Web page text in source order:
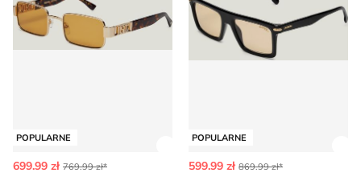
POPULARNE
699.99 zł 769.99 zł*
POPULARNE
599.99 zł 869.99 zł*